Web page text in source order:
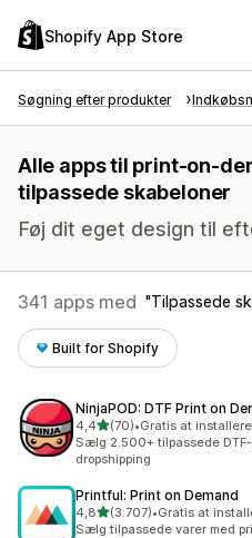
Shopify App Store
Søgning efter produkter
Alle apps til print-on-
tilpassede skabeloner
Føj dit eget design til
341 apps med Tilpassede
Built for Shopify
NinjaPOD: DTF Print on
4,4ud af 5 stjerner
(70)
70 anmeldelser i alt
•Gratis at installere
Sælg 2.500+ tilpassede
dropshipping
Printful: Print on Demand
4,8ud af 5 stjerner
(3.707)
3707 anmeldelser i alt
•Gratis at
Sælg tilpassede varer med